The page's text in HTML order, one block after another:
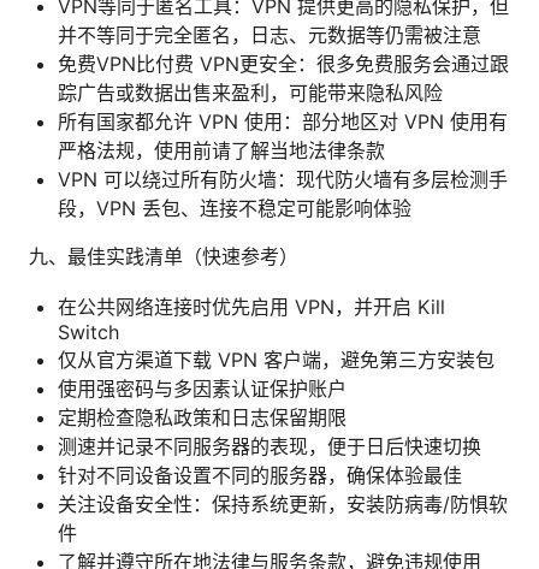
VPN等同于匿名工具：VPN 提供更高的隐私保护，但
并不等同于完全匿名，日志、元数据等仍需被注意
免费VPN比付费 VPN更安全：很多免费服务会通过跟
踪广告或数据出售来盈利，可能带来隐私风险
所有国家都允许 VPN 使用：部分地区对 VPN 使用有
严格法规，使用前请了解当地法律条款
VPN 可以绕过所有防火墙：现代防火墙有多层检测手
段，VPN 丢包、连接不稳定可能影响体验
九、最佳实践清单（快速参考）
在公共网络连接时优先启用 VPN，并开启 Kill
Switch
仅从官方渠道下载 VPN 客户端，避免第三方安装包
使用强密码与多因素认证保护账户
定期检查隐私政策和日志保留期限
测速并记录不同服务器的表现，便于日后快速切换
针对不同设备设置不同的服务器，确保体验最佳
关注设备安全性：保持系统更新，安装防病毒/防惧软
件
了解并遵守所在地法律与服务条款，避免违规使用